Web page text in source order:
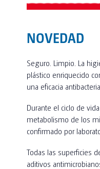
NOVEDAD
Seguro. Limpio. La
plástico enriquecido
una eficacia
Durante el ciclo de
metabolismo de los
confirmado por
Todas las superficies
aditivos